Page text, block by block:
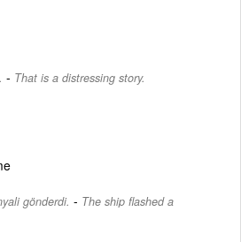
- That is a distressing story.
gönderdi. - The ship flashed a